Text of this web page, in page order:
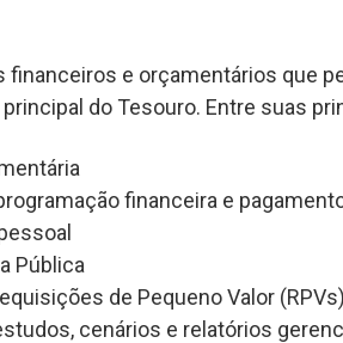
financeiros e orçamentários que
do Tesouro. Entre suas
financeira e
Pública
de Pequeno Valor (RPVs)
cenários e relatórios